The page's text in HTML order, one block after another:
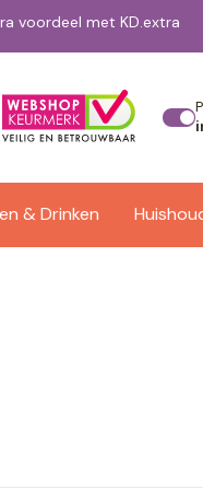
voordeel met KD.extra
& Drinken